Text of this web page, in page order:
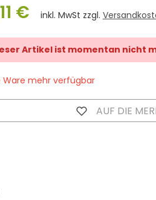
€ inkl. MwSt zzgl.
Artikel ist momentan nicht
Ware mehr verfügbar
AUF DIE